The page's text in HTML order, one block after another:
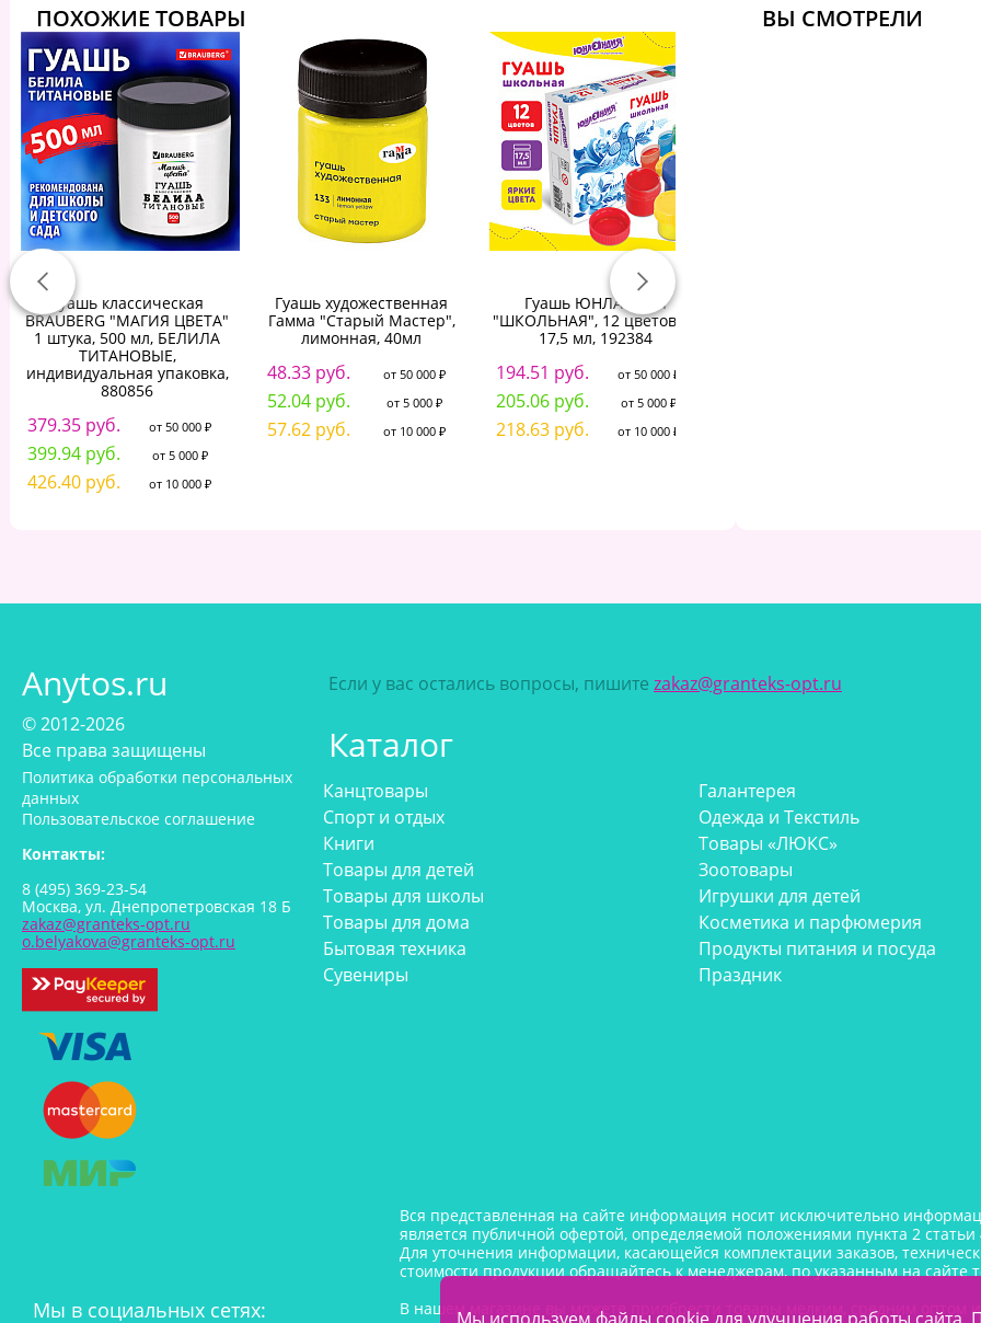
ПОХОЖИЕ ТОВАРЫ
Гуашь классическая
BRAUBERG "МАГИЯ ЦВЕТА"
1 штука, 500 мл, БЕЛИЛА
ТИТАНОВЫЕ,
индивидуальная упаковка,
880856
379.35 руб. от 50 000 ₽
399.94 руб. от 5 000 ₽
426.40 руб. от 10 000 ₽
Гуашь художественная
Гамма "Старый Мастер",
лимонная, 40мл
48.33 руб. от 50 000 ₽
52.04 руб. от 5 000 ₽
57.62 руб. от 10 000 ₽
Гуашь ЮНЛАНДИЯ
"ШКОЛЬНАЯ", 12 цветов по
17,5 мл, 192384
194.51 руб. от 50 000 ₽
205.06 руб. от 5 000 ₽
218.63 руб. от 10 000 ₽
ВЫ СМОТРЕЛИ
Anytos.ru
© 2012-2026
Все права защищены
Политика обработки персональных
данных
Пользовательское соглашение
Контакты:
8 (495) 369-23-54
Москва, ул. Днепропетровская 18 Б
zakaz@granteks-opt.ru
o.belyakova@granteks-opt.ru
Если у вас остались вопросы, пишите zakaz@granteks-opt.ru
Каталог
Канцтовары
Спорт и отдых
Книги
Товары для детей
Товары для школы
Товары для дома
Бытовая техника
Сувениры
Галантерея
Одежда и Текстиль
Товары «ЛЮКС»
Зоотовары
Игрушки для детей
Косметика и парфюмерия
Продукты питания и посуда
Праздник
Мы в социальных сетях:
Вся представленная на сайте информация носит исключительно
является публичной офертой, определяемой положениями пункта 2
Для уточнения информации, касающейся комплектации заказов,
стоимости продукции обращайтесь к менеджерам, по указанным на сайте
В нашем магазине вы можете приобрести товары мелким, средним оптом